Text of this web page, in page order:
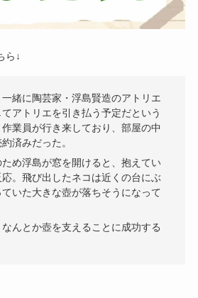
ら↓
緒に陶芸家・浮島賢造のアトリエ
アトリエを引き払う予定だという
業員が行き来しており、部屋の中
済みだった。
め浮島が窓を開けると、抱えてい
。飛び出したネコは近くの台にぶ
いた大きな壺が落ちそうになって
んとか壺を支えることに成功する